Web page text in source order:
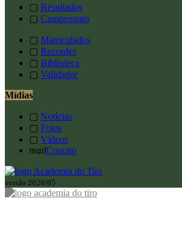
▢ Resultados
▢ Campeonato
▢ Matriculados
▢ Recordes
▢ Biblioteca
▢ Validador
Mídias
▢ Notícias
▢ Fotos
▢ Vídeos
mailContato
versão 2026/05